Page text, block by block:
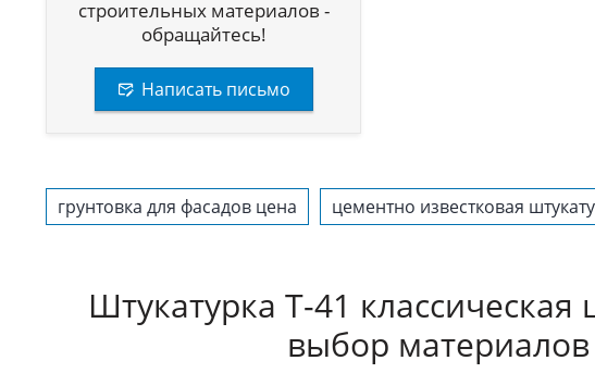
строительных материалов -
обращайтесь!
Написать письмо
грунтовка для фасадов цена цементно известковая
Штукатурка T-41
выбор